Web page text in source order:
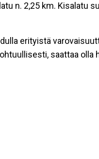
n. 2,25 km. Kisalatu
erityistä
saattaa olla